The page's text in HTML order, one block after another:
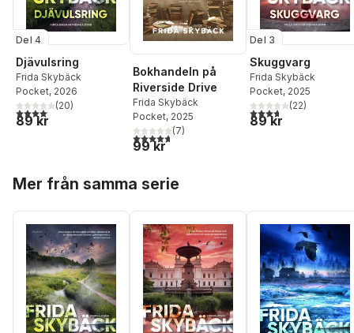
Del 4
Djävulsring
Frida Skybäck
Pocket, 2026
4,1utav 5 stjärnor. Totalt antal röster:
(20)
89 kr
Bokhandeln på
Riverside Drive
Frida Skybäck
Pocket, 2025
4,7utav 5 stjärnor. Totalt antal röster:
(7)
99 kr
Del 3
Skuggvarg
Frida Skybäck
Pocket, 2025
3,7utav 5 stjärnor.
(22)
89 kr
Mer från samma serie